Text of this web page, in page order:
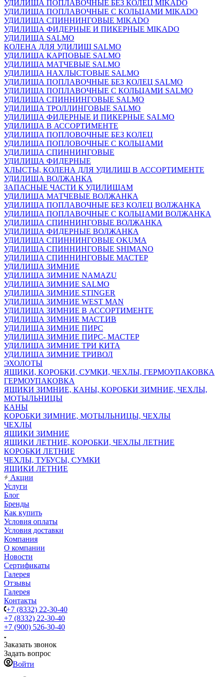
УДИЛИЩА ПОПЛАВОЧНЫЕ БЕЗ КОЛЕЦ MIKADO
УДИЛИЩА ПОПЛАВОЧНЫЕ С КОЛЬЦАМИ MIKADO
УДИЛИЩА СПИННИНГОВЫЕ MIKADO
УДИЛИЩА ФИДЕРНЫЕ И ПИКЕРНЫЕ MIKADO
УДИЛИЩА SALMO
КОЛЕНА ДЛЯ УДИЛИЩ SALMO
УДИЛИЩА КАРПОВЫЕ SALMO
УДИЛИЩА МАТЧЕВЫЕ SALMO
УДИЛИЩА НАХЛЫСТОВЫЕ SALMO
УДИЛИЩА ПОПЛАВОЧНЫЕ БЕЗ КОЛЕЦ SALMO
УДИЛИЩА ПОПЛАВОЧНЫЕ С КОЛЬЦАМИ SALMO
УДИЛИЩА СПИННИНГОВЫЕ SALMO
УДИЛИЩА ТРОЛЛИНГОВЫЕ SALMO
УДИЛИЩА ФИДЕРНЫЕ И ПИКЕРНЫЕ SALMO
УДИЛИЩА В АССОРТИМЕНТЕ
УДИЛИЩА ПОПЛОВОЧНЫЕ БЕЗ КОЛЕЦ
УДИЛИЩА ПОПЛОВОЧНЫЕ С КОЛЬЦАМИ
УДИЛИЩА СПИННИНГОВЫЕ
УДИЛИЩА ФИДЕРНЫЕ
ХЛЫСТЫ, КОЛЕНА ДЛЯ УДИЛИЩ В АССОРТИМЕНТЕ
УДИЛИЩА ВОЛЖАНКА
ЗАПАСНЫЕ ЧАСТИ К УДИЛИЩАМ
УДИЛИЩА МАТЧЕВЫЕ ВОЛЖАНКА
УДИЛИЩА ПОПЛАВОЧНЫЕ БЕЗ КОЛЕЦ ВОЛЖАНКА
УДИЛИЩА ПОПЛАВОЧНЫЕ С КОЛЬЦАМИ ВОЛЖАНКА
УДИЛИЩА СПИННИНГОВЫЕ ВОЛЖАНКА
УДИЛИЩА ФИДЕРНЫЕ ВОЛЖАНКА
УДИЛИЩА СПИННИНГОВЫЕ OKUMA
УДИЛИЩА СПИННИНГОВЫЕ SHIMANO
УДИЛИЩА СПИННИНГОВЫЕ МАСТЕР
УДИЛИЩА ЗИМНИЕ
УДИЛИЩА ЗИМНИЕ NAMAZU
УДИЛИЩА ЗИМНИЕ SALMO
УДИЛИЩА ЗИМНИЕ STINGER
УДИЛИЩА ЗИМНИЕ WEST MAN
УДИЛИЩА ЗИМНИЕ В АССОРТИМЕНТЕ
УДИЛИЩА ЗИМНИЕ МАСТ.ИВ
УДИЛИЩА ЗИМНИЕ ПИРС
УДИЛИЩА ЗИМНИЕ ПИРС- МАСТЕР
УДИЛИЩА ЗИМНИЕ ТРИ КИТА
УДИЛИЩА ЗИМНИЕ ТРИВОЛ
ЭХОЛОТЫ
ЯЩИКИ, КОРОБКИ, СУМКИ, ЧЕХЛЫ, ГЕРМОУПАКОВКА
ГЕРМОУПАКОВКА
ЯЩИКИ ЗИМНИЕ, КАНЫ, КОРОБКИ ЗИМНИЕ, ЧЕХЛЫ,
МОТЫЛЬНИЦЫ
КАНЫ
КОРОБКИ ЗИМНИЕ, МОТЫЛЬНИЦЫ, ЧЕХЛЫ
ЧЕХЛЫ
ЯЩИКИ ЗИМНИЕ
ЯЩИКИ ЛЕТНИЕ, КОРОБКИ, ЧЕХЛЫ ЛЕТНИЕ
КОРОБКИ ЛЕТНИЕ
ЧЕХЛЫ, ТУБУСЫ, СУМКИ
ЯЩИКИ ЛЕТНИЕ
Акции
Услуги
Блог
Бренды
Как купить
Условия оплаты
Условия доставки
Компания
О компании
Новости
Сертификаты
Галерея
Отзывы
Галерея
Контакты
+7 (8332) 22-30-40
+7 (8332) 22-30-40
+7 (900) 526-30-40
Заказать звонок
Задать вопрос
Войти